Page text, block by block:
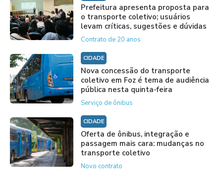
Prefeitura apresenta proposta para
o transporte coletivo; usuários
levam críticas, sugestões e dúvidas
Contrato de 20 anos
CIDADE
Nova concessão do transporte
coletivo em Foz é tema de audiência
pública nesta quinta-feira
Serviço de ônibus
CIDADE
Oferta de ônibus, integração e
passagem mais cara: mudanças no
transporte coletivo
Novo contrato